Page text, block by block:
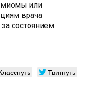
миомы или
врача
состоянием
Твитнуть